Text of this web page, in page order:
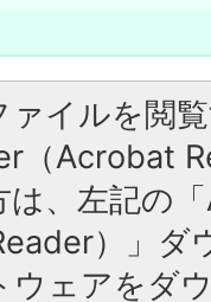
ァイルを閲
（Acrobat
、左記の
）」ダ
ウェアをダ